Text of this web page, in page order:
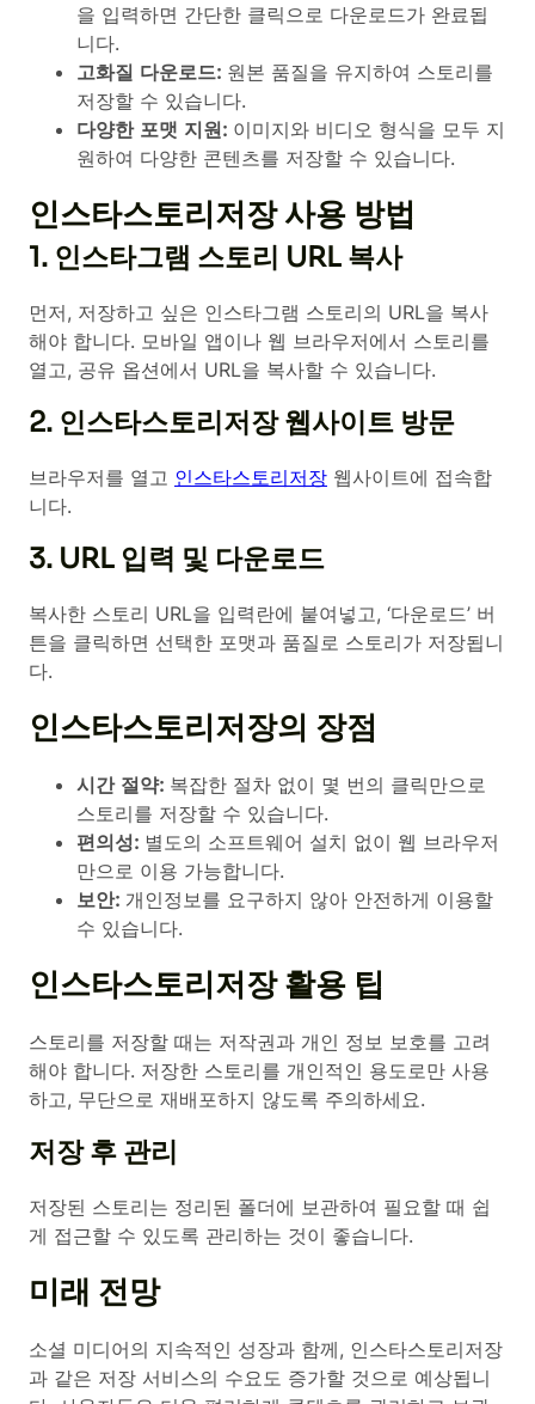
을 입력하면 간단한 클릭으로 다운로드가 완료됩
니다.
고화질 다운로드: 원본 품질을 유지하여 스토리를
저장할 수 있습니다.
다양한 포맷 지원: 이미지와 비디오 형식을 모두 지
원하여 다양한 콘텐츠를 저장할 수 있습니다.
인스타스토리저장 사용 방법
1. 인스타그램 스토리 URL 복사
먼저, 저장하고 싶은 인스타그램 스토리의 URL을 복사
해야 합니다. 모바일 앱이나 웹 브라우저에서 스토리를
열고, 공유 옵션에서 URL을 복사할 수 있습니다.
2. 인스타스토리저장 웹사이트 방문
브라우저를 열고 인스타스토리저장 웹사이트에 접속합
니다.
3. URL 입력 및 다운로드
복사한 스토리 URL을 입력란에 붙여넣고, ‘다운로드’ 버
튼을 클릭하면 선택한 포맷과 품질로 스토리가 저장됩니
다.
인스타스토리저장의 장점
시간 절약: 복잡한 절차 없이 몇 번의 클릭만으로
스토리를 저장할 수 있습니다.
편의성: 별도의 소프트웨어 설치 없이 웹 브라우저
만으로 이용 가능합니다.
보안: 개인정보를 요구하지 않아 안전하게 이용할
수 있습니다.
인스타스토리저장 활용 팁
스토리를 저장할 때는 저작권과 개인 정보 보호를 고려
해야 합니다. 저장한 스토리를 개인적인 용도로만 사용
하고, 무단으로 재배포하지 않도록 주의하세요.
저장 후 관리
저장된 스토리는 정리된 폴더에 보관하여 필요할 때 쉽
게 접근할 수 있도록 관리하는 것이 좋습니다.
미래 전망
소셜 미디어의 지속적인 성장과 함께, 인스타스토리저장
과 같은 저장 서비스의 수요도 증가할 것으로 예상됩니